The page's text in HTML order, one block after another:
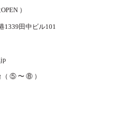
）
1339田中ビル101
⑤ 〜 ⑧ ）